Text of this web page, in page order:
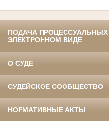
ПОДАЧА
ЭЛЕКТРОННОМ ВИДЕ
О СУДЕ
СУДЕЙСКОЕ СООБЩЕСТВО
НОРМАТИВНЫЕ АКТЫ